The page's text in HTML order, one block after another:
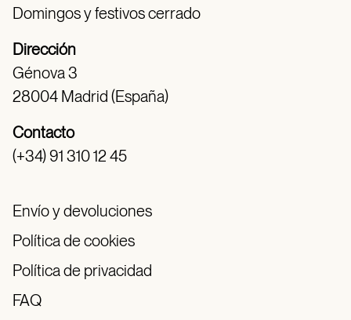
Domingos y festivos cerrado
Dirección
Génova 3
28004 Madrid (España)
Contacto
(+34) 91 310 12 45
Envío y devoluciones
Política de cookies
Política de privacidad
FAQ